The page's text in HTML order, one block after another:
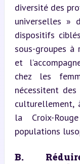
diversité des
universelles »
dispositifs
sous-groupes à
et
chez les
nécessitent
culturellement,
la Croix-
populations
B.